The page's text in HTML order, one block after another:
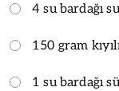
4 su bardağı su
150 gram
1 su bardağı